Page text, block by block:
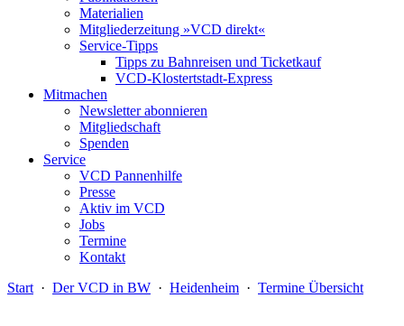
Materialien
Mitgliederzeitung »VCD direkt«
Service-Tipps
Tipps zu Bahnreisen und Ticketkauf
VCD-Klostertstadt-Express
Mitmachen
Newsletter abonnieren
Mitgliedschaft
Spenden
Service
VCD Pannenhilfe
Presse
Aktiv im VCD
Jobs
Termine
Kontakt
Start · Der VCD in BW · Heidenheim · Termine Übersicht